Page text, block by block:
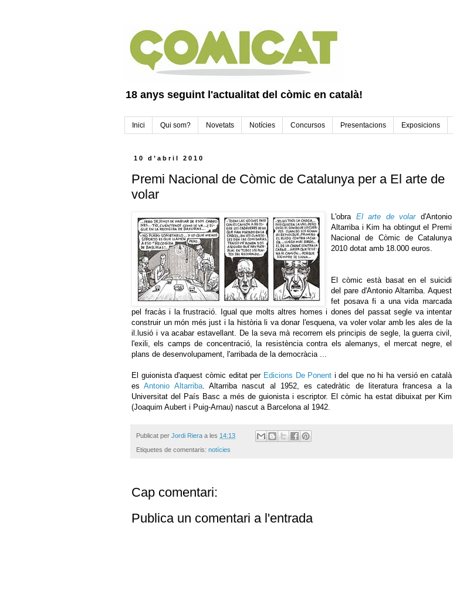
18 anys seguint l'actualitat del còmic en català!
Inici Qui som? Novetats Notícies Concursos Presentacions Exposicions
10 d’abril 2010
Premi Nacional de Còmic de Catalunya per a El arte de
volar
L'obra El arte de volard'Antonio
Altarriba i Kim ha obtingut el Premi
Nacional de Còmic de Catalunya
2010 dotat amb 18.000 euros.
El còmic està basat en el suicidi
del pare d'Antonio Altarriba. Aquest
fet posava fi a una vida marcada
pel fracàs i la frustració.
Igual que molts altres homes i dones del passat segle va intentar
construir un món més just i la història li va donar l'esquena, va voler volar amb les ales de la
il.lusió i va acabar estavellant. De la seva mà recorrem els principis de segle, la guerra civil,
l'exili, els camps de concentració, la resistència contra els alemanys, el mercat negre, el
plans de desenvolupament, l'arribada de la democràcia ...
El guionista d'aquest còmic editat per Edicions De Ponent i del que no hi ha versió en català
esAntonio Altarriba. Altarriba nascut al 1952, es catedràtic de literatura francesa a la
Universitat del País Basc a més de guionista i escriptor. El còmic ha estat dibuixat per Kim
(Joaquim Aubert i Puig-Arnau) nascut a Barcelona al 1942.
Publicat per Jordi Riera a les 14:13
Etiquetes de comentaris: notícies
Cap comentari:
Publica un comentari a l'entrada